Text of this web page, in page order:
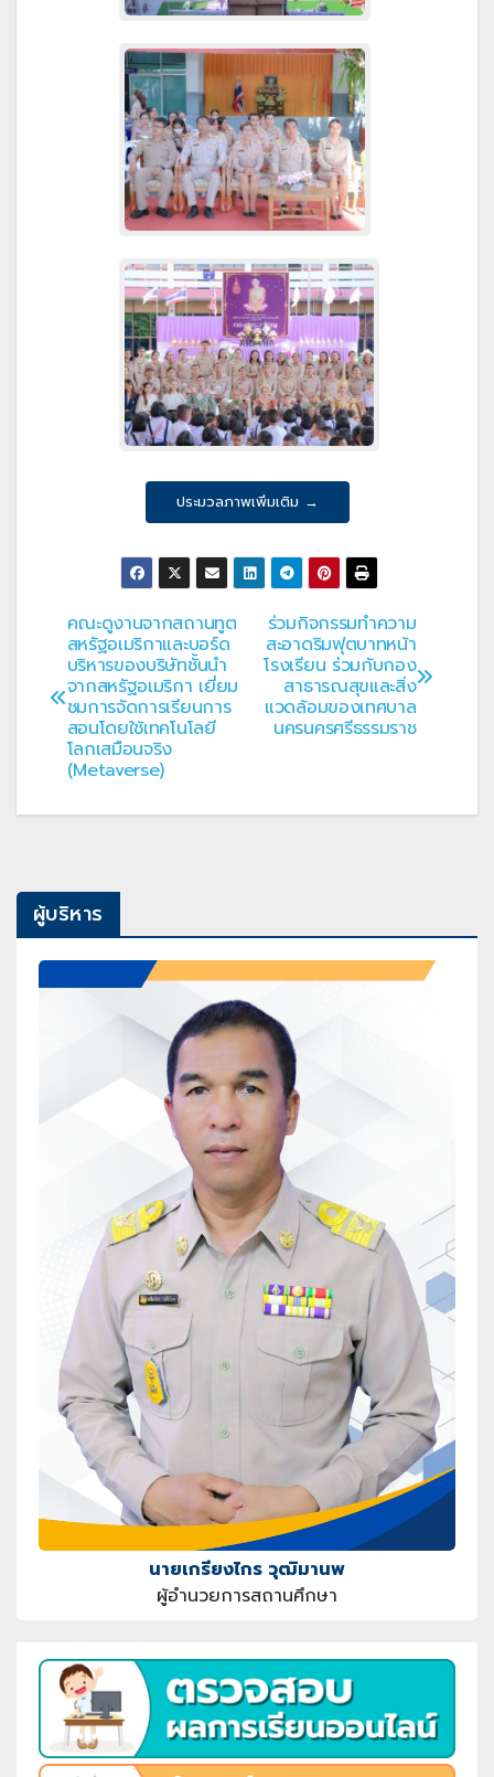
ประมวลภาพเพิ่มเติม →
แนะแนว
เรื่อง
ร่วมกิจกรรมทำความ
สะอาดริมฟุตบาทหน้า
โรงเรียน ร่วมกับกอง
สาธารณสุขและสิ่ง
แวดล้อมของเทศบาล
นครนครศรีธรรมราช
คณะดูงานจากสถานทูต
สหรัฐอเมริกาและบอร์ด
บริหารของบริษัทชั้นนำ
จากสหรัฐอเมริกา เยี่ยม
ชมการจัดการเรียนการ
สอนโดยใช้เทคโนโลยี
โลกเสมือนจริง
(Metaverse)
ผู้บริหาร
นายเกรียงไกร วุฒิมานพ
ผู้อำนวยการสถานศึกษา